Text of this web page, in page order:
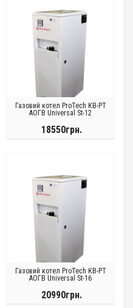
Газовий котел ProTech КВ-РТ
АОГВ Universal St-12
18550грн.
Газовий котел ProTech КВ-РТ
АОГВ Universal St-16
20990грн.